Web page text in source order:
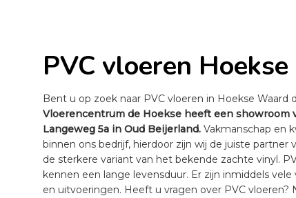
PVC vloeren
Bent u op zoek naar PVC vloeren in Hoekse Waard
Vloerencentrum de Hoekse heeft een showroom
Langeweg 5a in Oud Beijerland. Vakmanschap en
binnen ons bedrijf, hierdoor zijn wij de juiste partner
de sterkere variant van het bekende zachte vinyl.
kennen een lange levensduur. Er zijn inmiddels
en uitvoeringen. Heeft u vragen over PVC vloeren?